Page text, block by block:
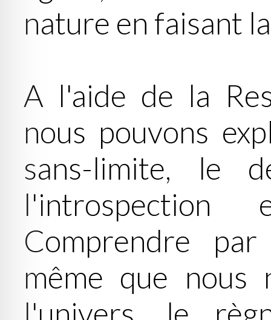
nature en faisant
A l'aide de la
nous pouvons
sans-limite, le
Comprendre
même que nous